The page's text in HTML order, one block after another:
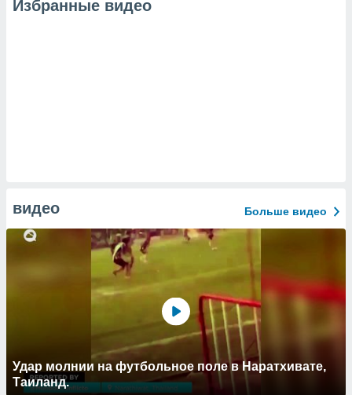
Избранные видео
видео Больше видео
Удар молнии на футбольное поле в Наратхивате,
Таиланд.